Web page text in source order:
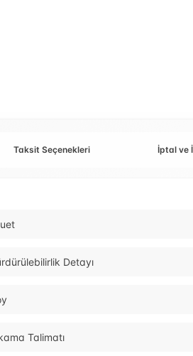
Taksit Seçenekleri İptal ve
Detayı
Talimatı